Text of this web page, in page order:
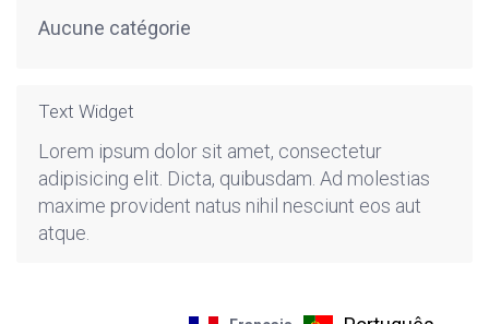
Aucune catégorie
Text Widget
Lorem ipsum dolor sit amet, consectetur
adipisicing elit. Dicta, quibusdam. Ad molestias
maxime provident natus nihil nesciunt eos aut
atque.